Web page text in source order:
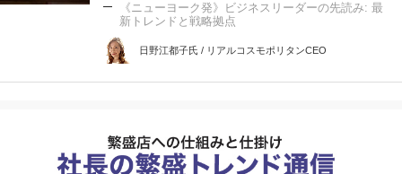
《ニューヨーク発》ビジネスリーダーの先読み: 最
新トレンドと戦略拠点
日野江都子氏 / リアルコスモポリタンCEO